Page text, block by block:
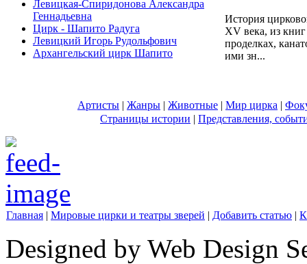
Левицкая-Спиридонова Александра
Геннадьевна
Цирк - Шапито Радуга
Левицкий Игорь Рудольфович
Архангельский цирк Шапито
История
XV века, из
проделках,
ими зн...
Артисты | Жанры | Животные | Мир цирка |
Страницы истории | Представления,
Главная | Мировые цирки и театры зверей | Добавить статью |
Designed by Web Design